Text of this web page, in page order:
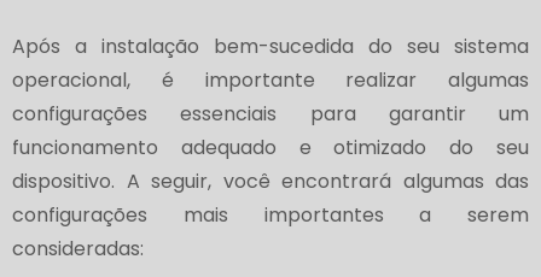
Após a instalação bem-sucedida do seu sistema
operacional, é importante realizar algumas
configurações essenciais para garantir um
funcionamento adequado e otimizado do seu
dispositivo. A seguir, você encontrará algumas das
configurações mais importantes a serem
consideradas: